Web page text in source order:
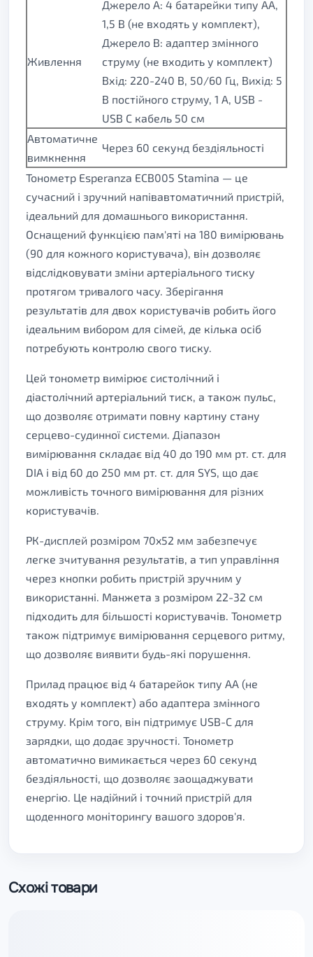
Живлення
Джерело A: 4 батарейки типу АА,
1,5 В (не входять у комплект),
Джерело B: адаптер змінного
струму (не входить у комплект)
Вхід: 220-240 В, 50/60 Гц, Вихід: 5
В постійного струму, 1 А, USB -
USB C кабель 50 см
Автоматичне
вимкнення
Через 60 секунд бездіяльності
Тонометр Esperanza ECB005 Stamina — це
сучасний і зручний напівавтоматичний пристрій,
ідеальний для домашнього використання.
Оснащений функцією пам'яті на 180 вимірювань
(90 для кожного користувача), він дозволяє
відслідковувати зміни артеріального тиску
протягом тривалого часу. Зберігання
результатів для двох користувачів робить його
ідеальним вибором для сімей, де кілька осіб
потребують контролю свого тиску.
Цей тонометр вимірює систолічний і
діастолічний артеріальний тиск, а також пульс,
що дозволяє отримати повну картину стану
серцево-судинної системи. Діапазон
вимірювання складає від 40 до 190 мм рт. ст. для
DIA і від 60 до 250 мм рт. ст. для SYS, що дає
можливість точного вимірювання для різних
користувачів.
РК-дисплей розміром 70x52 мм забезпечує
легке зчитування результатів, а тип управління
через кнопки робить пристрій зручним у
використанні. Манжета з розміром 22-32 см
підходить для більшості користувачів. Тонометр
також підтримує вимірювання серцевого ритму,
що дозволяє виявити будь-які порушення.
Прилад працює від 4 батарейок типу АА (не
входять у комплект) або адаптера змінного
струму. Крім того, він підтримує USB-C для
зарядки, що додає зручності. Тонометр
автоматично вимикається через 60 секунд
бездіяльності, що дозволяє заощаджувати
енергію. Це надійний і точний пристрій для
щоденного моніторингу вашого здоров'я.
Схожі товари